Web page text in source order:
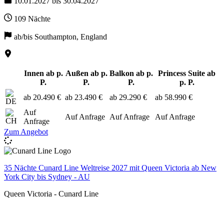
109 Nächte
ab/bis Southampton, England
Innen ab p.
P.
Außen ab p.
P.
Balkon ab p.
P.
Princess Suite ab
p. P.
ab 20.490 € ab 23.490 € ab 29.290 €
ab 58.990 €
Auf
Anfrage
Auf Anfrage Auf Anfrage
Auf Anfrage
Zum Angebot
35 Nächte Cunard Line Weltreise 2027 mit Queen Victoria ab New
York City bis Sydney - AU
Queen Victoria - Cunard Line